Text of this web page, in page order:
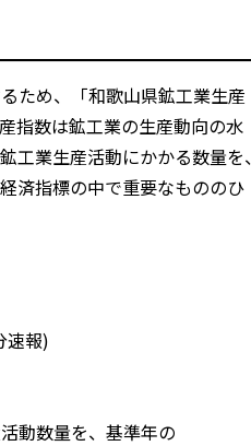
ため、「和歌山県鉱工業生産
指数は鉱工業の生産動向の水
工業生産活動にかかる数量を、
済指標の中で重要なもののひ
速報)
動数量を、基準年の